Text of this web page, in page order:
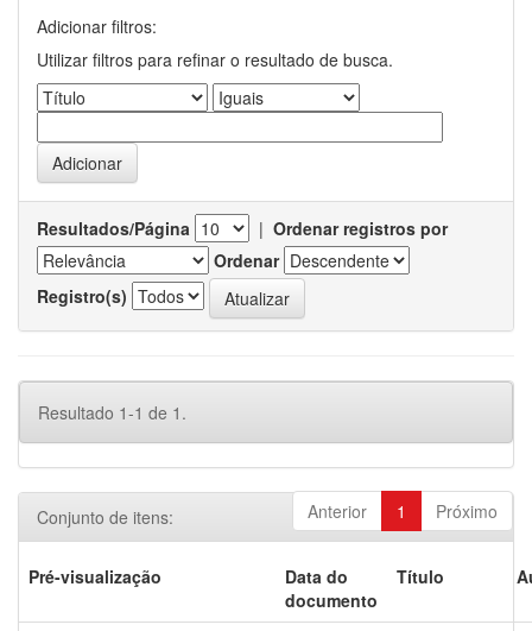
Adicionar filtros:
Utilizar filtros para refinar o resultado de busca.
Resultados/Página | Ordenar registros por
Ordenar
Registro(s)
Resultado 1-1 de 1.
Anterior 1 Próximo
Conjunto de itens:
Pré-visualização
Data do
documento
Título